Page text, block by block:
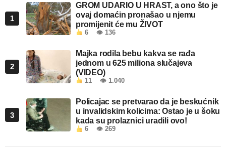
1
GROM UDARIO U HRAST, a ono što je
ovaj domaćin pronašao u njemu
promijenit će mu ŽIVOT
6 👁 136
2
Majka rodila bebu kakva se rađa
jednom u 625 miliona slučajeva
(VIDEO)
11 👁 1.040
3
Policajac se pretvarao da je beskućnik
u invalidskim kolicima: Ostao je u šoku
kada su prolaznici uradili ovo!
6 👁 269